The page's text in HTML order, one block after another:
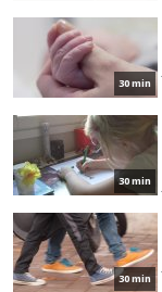
30 min
30 min
30 min